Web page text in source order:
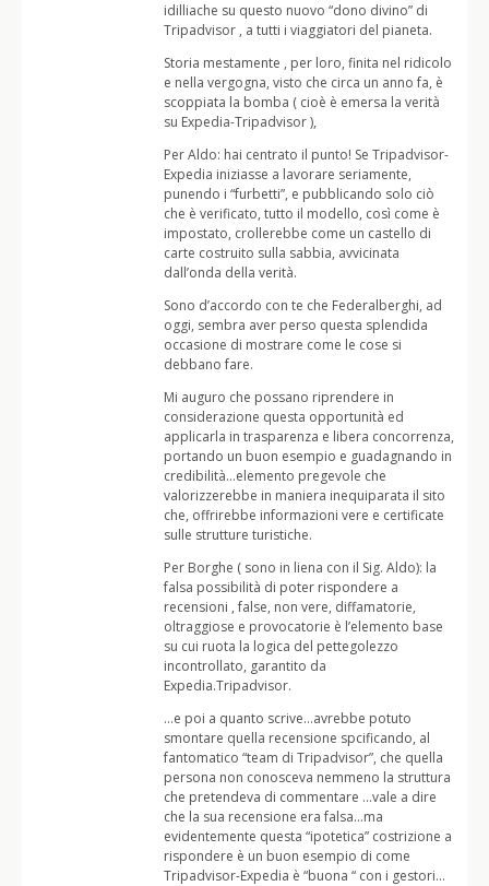
idilliache su questo nuovo “dono divino” di
Tripadvisor , a tutti i viaggiatori del pianeta.
Storia mestamente , per loro, finita nel ridicolo
e nella vergogna, visto che circa un anno fa, è
scoppiata la bomba ( cioè è emersa la verità
su Expedia-Tripadvisor ),
Per Aldo: hai centrato il punto! Se Tripadvisor-
Expedia iniziasse a lavorare seriamente,
punendo i “furbetti”, e pubblicando solo ciò
che è verificato, tutto il modello, così come è
impostato, crollerebbe come un castello di
carte costruito sulla sabbia, avvicinata
dall’onda della verità.
Sono d’accordo con te che Federalberghi, ad
oggi, sembra aver perso questa splendida
occasione di mostrare come le cose si
debbano fare.
Mi auguro che possano riprendere in
considerazione questa opportunità ed
applicarla in trasparenza e libera concorrenza,
portando un buon esempio e guadagnando in
credibilità…elemento pregevole che
valorizzerebbe in maniera inequiparata il sito
che, offrirebbe informazioni vere e certificate
sulle strutture turistiche.
Per Borghe ( sono in liena con il Sig. Aldo): la
falsa possibilità di poter rispondere a
recensioni , false, non vere, diffamatorie,
oltraggiose e provocatorie è l’elemento base
su cui ruota la logica del pettegolezzo
incontrollato, garantito da
Expedia.Tripadvisor.
…e poi a quanto scrive…avrebbe potuto
smontare quella recensione spcificando, al
fantomatico “team di Tripadvisor”, che quella
persona non conosceva nemmeno la struttura
che pretendeva di commentare …vale a dire
che la sua recensione era falsa…ma
evidentemente questa “ipotetica” costrizione a
rispondere è un buon esempio di come
Tripadvisor-Expedia è “buona “ con i gestori…